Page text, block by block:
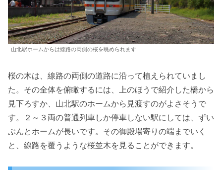
山北駅ホームからは線路の両側の桜を眺められます
桜の木は、線路の両側の道路に沿って植えられていまし
た。その全体を俯瞰するには、上のほうで紹介した橋から
見下ろすか、山北駅のホームから見渡すのがよさそうで
す。２～３両の普通列車しか停車しない駅にしては、ずい
ぶんとホームが長いです。その御殿場寄りの端までいく
と、線路を覆うような桜並木を見ることができます。